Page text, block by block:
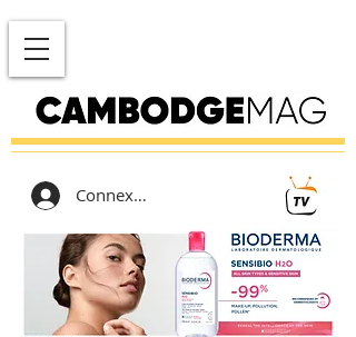
Connexion